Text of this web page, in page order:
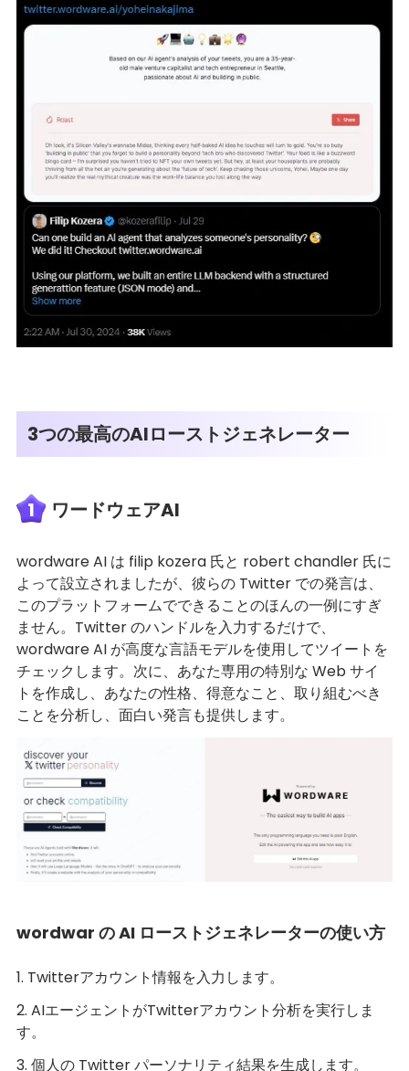
3つの最高のAIローストジェネレーター
1 ワードウェアAI
wordware AI は filip kozera 氏と robert chandler 氏に
よって設立されましたが、彼らの Twitter での発言は、
このプラットフォームでできることのほんの一例にすぎ
ません。Twitter のハンドルを入力するだけで、
wordware AI が高度な言語モデルを使用してツイートを
チェックします。次に、あなた専用の特別な Web サイ
トを作成し、あなたの性格、得意なこと、取り組むべき
ことを分析し、面白い発言も提供します。
wordwar の AI ローストジェネレーターの使い方
1. Twitterアカウント情報を入力します。
2. AIエージェントがTwitterアカウント分析を実行しま
す。
3. 個人の Twitter パーソナリティ結果を生成します。